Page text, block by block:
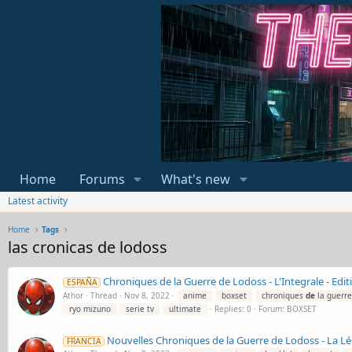
Home Forums What's new
Latest activity
Home Tags
las cronicas de lodoss
ESPAÑA Chroniques de la Guerre de Lodoss - L'Integrale -
Athor Thread Nov 8, 2022 anime boxset chroniques de la
ryo mizuno
serie tv ultimate Replies: 0 Forum: BOXSET
FRANCIA Nouvelles Chroniques de la Guerre de Lodoss - La